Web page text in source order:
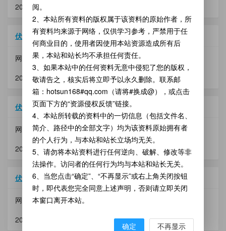
2026-03-11 11:25:52，
伏魔记.zip
网盘：w-m-l，路径：游戏攻略
2026-03-11 09:39:10，35.64 KB，31 次访问
伏魔记(完美版).rar
网盘：u1996，路径：【游戏下载】 A系列RPG游戏2
2026-03-01 11:45:27，313.60 KB，27 次访问
伏魔记(完美版).lib
网盘：u1996，路径：【游戏下载】 A系列RPG游戏2(lib)
2026-02-11 17:52:35，
，20 次访问
阅。
2、本站所有资料的版权属于该资料的原始作者，所
有资料均来源于网络，仅供学习参考，严禁用于任
何商业目的，使用者因使用本站资源造成所有后
果，本站和站长均不承担任何责任。
3、如果本站中的任何资料无意中侵犯了您的版权，
敬请告之，核实后将立即予以永久删除。联系邮
箱：hotsun168#qq.com（请将#换成@），或点击
页面下方的“资源侵权反馈”链接。
4、本站所转载的资料中的一切信息（包括文件名、
简介、路径中的全部文字）均为该资料原始拥有者
的个人行为，与本站和站长立场均无关。
5、请勿将本站资料进行任何逆向、破解、修改等非
法操作。访问者的任何行为均与本站和站长无关。
6、当您点击“确定”、“不再显示”或右上角关闭按钮
时，即代表您完全同意上述声明，否则请立即关闭
本窗口离开本站。
确定 不再显示